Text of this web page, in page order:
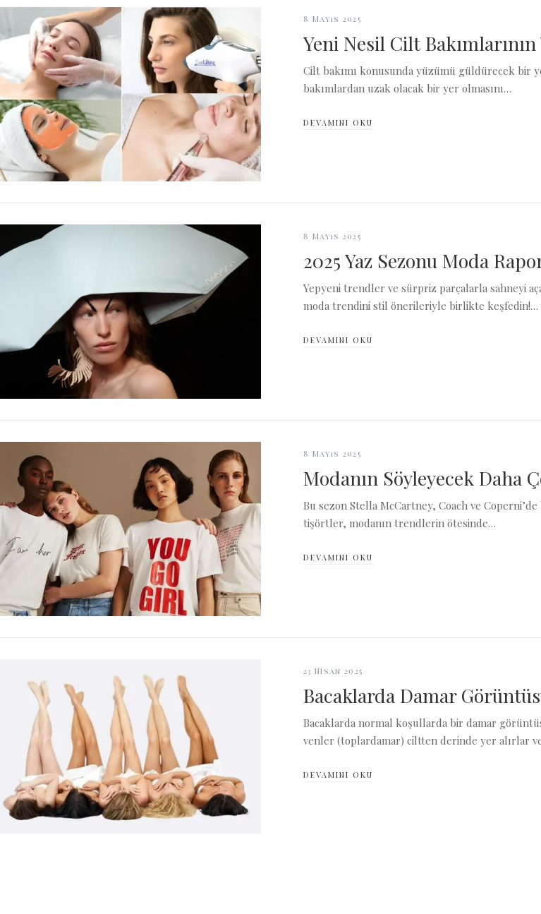
8 Mayıs 2025
Yeni Nesil Cilt
Cilt bakımı konusunda yüzümü güldürecek bir
bakımlardan uzak olacak bir yer olmasını…
DEVAMINI OKU
8 Mayıs 2025
2025 Yaz Sezonu Moda
Yepyeni trendler ve sürpriz parçalarla sahneyi
moda trendini stil önerileriyle birlikte keşfedin!…
DEVAMINI OKU
8 Mayıs 2025
Modanın Söyleyecek Daha
Bu sezon Stella McCartney, Coach ve
tişörtler, modanın trendlerin ötesinde…
DEVAMINI OKU
23 Nisan 2025
Bacaklarda Damar
Bacaklarda normal koşullarda bir damar
venler (toplardamar) ciltten derinde yer alırlar
DEVAMINI OKU